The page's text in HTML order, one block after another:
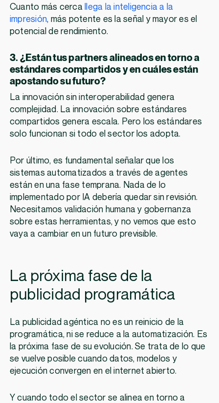
Cuanto más cerca llega la inteligencia a la
impresión, más potente es la señal y mayor es el
potencial de rendimiento.
3. ¿Están tus partners alineados en torno a
estándares compartidos y en cuáles están
apostando su futuro?
La innovación sin interoperabilidad genera
complejidad. La innovación sobre estándares
compartidos genera escala. Pero los estándares
solo funcionan si todo el sector los adopta.
Por último, es fundamental señalar que los
sistemas automatizados a través de agentes
están en una fase temprana. Nada de lo
implementado por IA debería quedar sin revisión.
Necesitamos validación humana y gobernanza
sobre estas herramientas, y no vemos que esto
vaya a cambiar en un futuro previsible.
La próxima fase de la
publicidad programática
La publicidad agéntica no es un reinicio de la
programática, ni se reduce a la automatización. Es
la próxima fase de su evolución. Se trata de lo que
se vuelve posible cuando datos, modelos y
ejecución convergen en el internet abierto.
Y cuando todo el sector se alinea en torno a